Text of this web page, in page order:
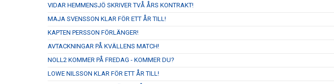
VIDAR HEMMENSJÖ SKRIVER TVÅ ÅRS KONTRAKT!
MAJA SVENSSON KLAR FÖR ETT ÅR TILL!
KAPTEN PERSSON FÖRLÄNGER!
AVTACKNINGAR PÅ KVÄLLENS MATCH!
NOLL2 KOMMER PÅ FREDAG - KOMMER DU?
LOWE NILSSON KLAR FÖR ETT ÅR TILL!